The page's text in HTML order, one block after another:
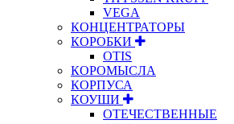
VEGA
КОНЦЕНТРАТОРЫ
КОРОБКИ
OTIS
КОРОМЫСЛА
КОРПУСА
КОУШИ
ОТЕЧЕСТВЕННЫЕ